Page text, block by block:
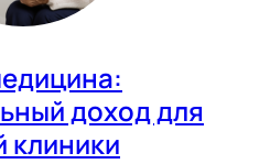
доход для
клиники